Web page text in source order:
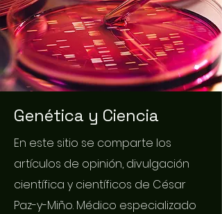
Genética y Ciencia
En este sitio se comparte los
artículos de opinión, divulgación
científica y científicos de César
Paz-y-Miño. Médico especializado